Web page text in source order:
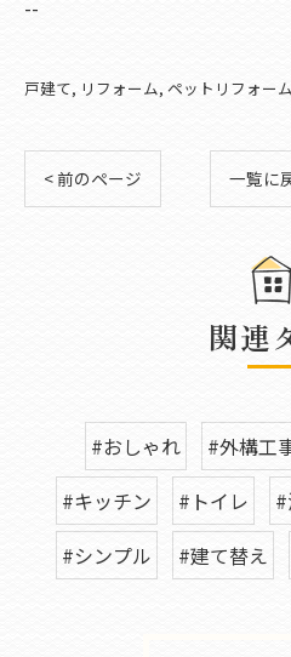
--
戸建て リフォーム ペットリフォーム
< 前のページ 一覧に
関連
#おしゃれ #外構工
#キッチン
#トイレ
#シンプル
#建て替え